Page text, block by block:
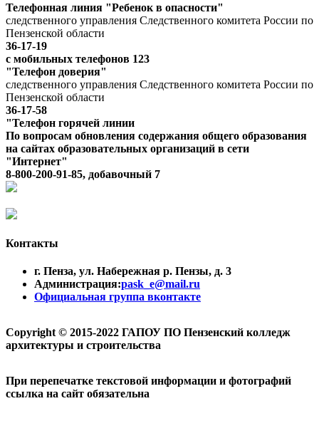
Телефонная линия "Ребенок в опасности"
следственного управления Следственного комитета России по
Пензенской области
36-17-19
с мобильных телефонов 123
"Телефон доверия"
следственного управления Следственного комитета России по
Пензенской области
36-17-58
"Телефон горячей линии
По вопросам обновления содержания общего образования
на сайтах образовательных организаций в сети
"Интернет"
8-800-200-91-85, добавочный 7
Контакты
г. Пенза, ул. Набережная р. Пензы, д. 3
Администрация:pask_e@mail.ru
Официальная группа вконтакте
Copyright © 2015-2022 ГАПОУ ПО Пензенский колледж
архитектуры и строительства
При перепечатке текстовой информации и фотографий
ссылка на сайт обязательна